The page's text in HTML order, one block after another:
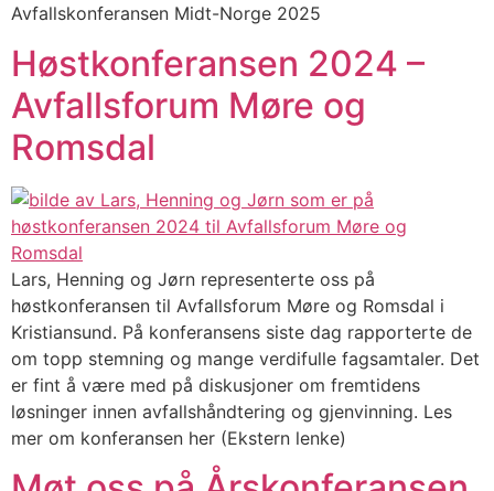
Avfallskonferansen Midt-Norge 2025
Høstkonferansen 2024 –
Avfallsforum Møre og
Romsdal
Lars, Henning og Jørn representerte oss på
høstkonferansen til Avfallsforum Møre og Romsdal i
Kristiansund. På konferansens siste dag rapporterte de
om topp stemning og mange verdifulle fagsamtaler. Det
er fint å være med på diskusjoner om fremtidens
løsninger innen avfallshåndtering og gjenvinning. Les
mer om konferansen her (Ekstern lenke)